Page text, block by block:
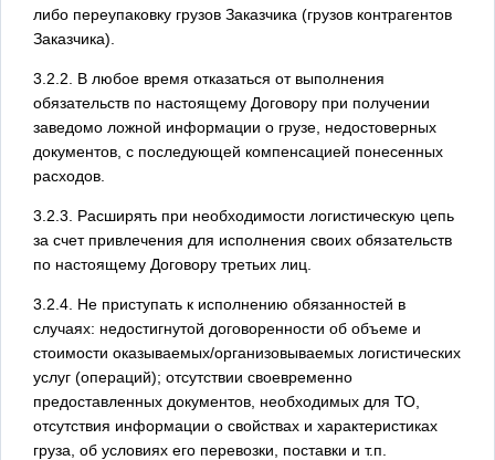
либо переупаковку грузов Заказчика (грузов контрагентов
Заказчика).
3.2.2. В любое время отказаться от выполнения
обязательств по настоящему Договору при получении
заведомо ложной информации о грузе, недостоверных
документов, с последующей компенсацией понесенных
расходов.
3.2.3. Расширять при необходимости логистическую цепь
за счет привлечения для исполнения своих обязательств
по настоящему Договору третьих лиц.
3.2.4. Не приступать к исполнению обязанностей в
случаях: недостигнутой договоренности об объеме и
стоимости оказываемых/организовываемых логистических
услуг (операций); отсутствии своевременно
предоставленных документов, необходимых для ТО,
отсутствия информации о свойствах и характеристиках
груза, об условиях его перевозки, поставки и т.п.